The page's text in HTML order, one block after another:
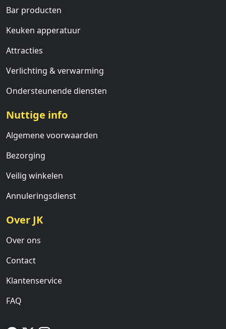
Bar producten
Keuken apperatuur
Attracties
Verlichting & verwarming
Ondersteunende diensten
Nuttige info
Algemene voorwaarden
Bezorging
Veilig winkelen
Annuleringsdienst
Over JK
Over ons
Contact
Klantenservice
FAQ